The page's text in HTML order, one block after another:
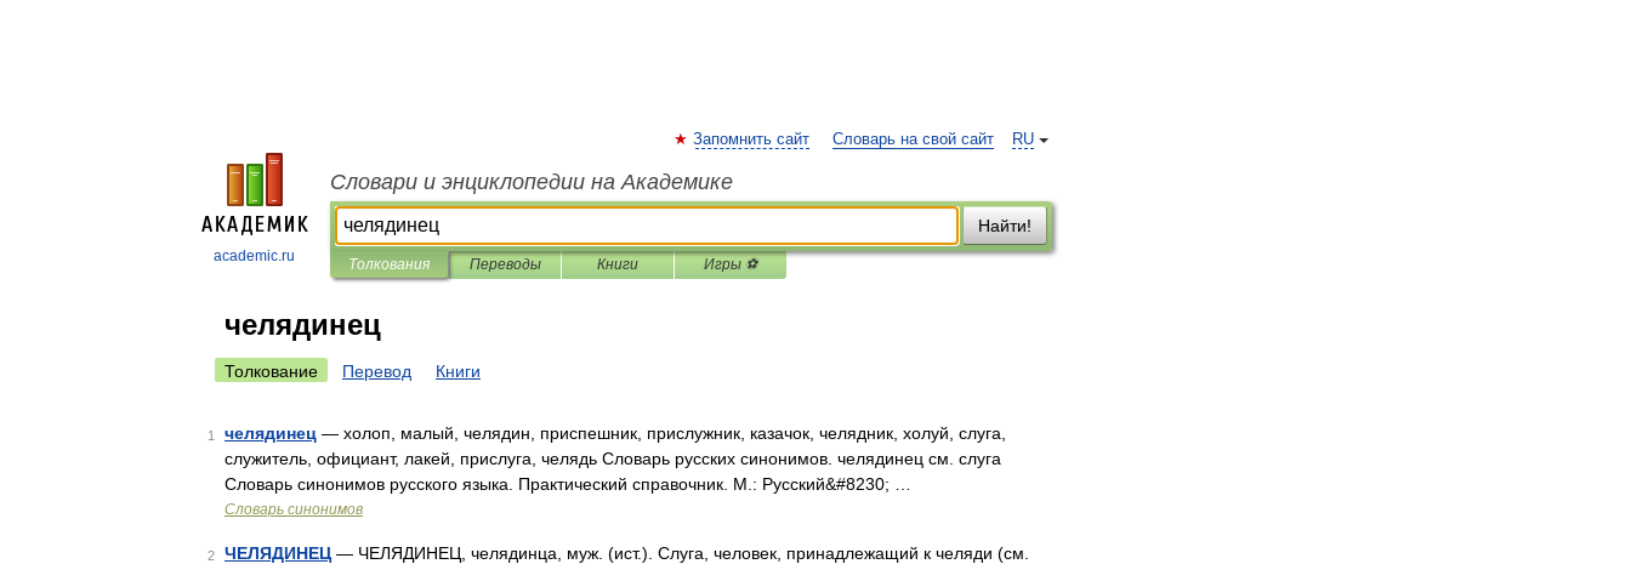
academic.ru
RU
Запомнить сайт Словарь на свой сайт
Словари и энциклопедии на Академике
Найти!
Толкования Переводы Книги Игры ⚽
челядинец
Толкование Перевод Книги
1 челядинец — холоп, малый, челядин, приспешник, прислужник, казачок, челядник, холуй, слуга,
служитель, официант, лакей, прислуга, челядь Словарь русских синонимов. челядинец см. слуга
Словарь синонимов русского языка. Практический справочник. М.: Русский&#8230; …
Словарь синонимов
2 ЧЕЛЯДИНЕЦ — ЧЕЛЯДИНЕЦ, челядинца, муж. (ист.). Слуга, человек, принадлежащий к челяди (см.